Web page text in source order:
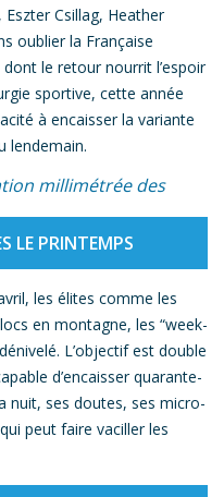
Csillag, Heather
oublier la Française
le retour nourrit l’espoir
sportive, cette année
à encaisser la variante
lendemain.
millimétrée des
LE PRINTEMPS
les élites comme les
en montagne, les “week-
L’objectif est double
d’encaisser quarante-
nuit, ses doutes, ses micro-
peut faire vaciller les